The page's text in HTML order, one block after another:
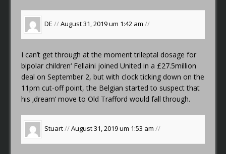
DE //August 31, 2019 um 1:42 am//
I can’t get through at the momenttrileptal dosage for
bipolar children‘ Fellaini joined United in a £27.5million
deal on September 2, but with clock ticking down on the
11pm cut-off point, the Belgian started to suspect that
his ‚dream‘ move to Old Trafford would fall through.
Stuart//August 31, 2019 um 1:53 am//